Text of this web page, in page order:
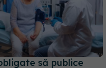
să publice